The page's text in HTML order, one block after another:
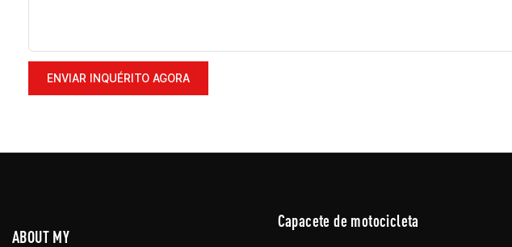
ENVIAR INQUÉRITO AGORA
ABOUT MY
Capacete de motocicleta